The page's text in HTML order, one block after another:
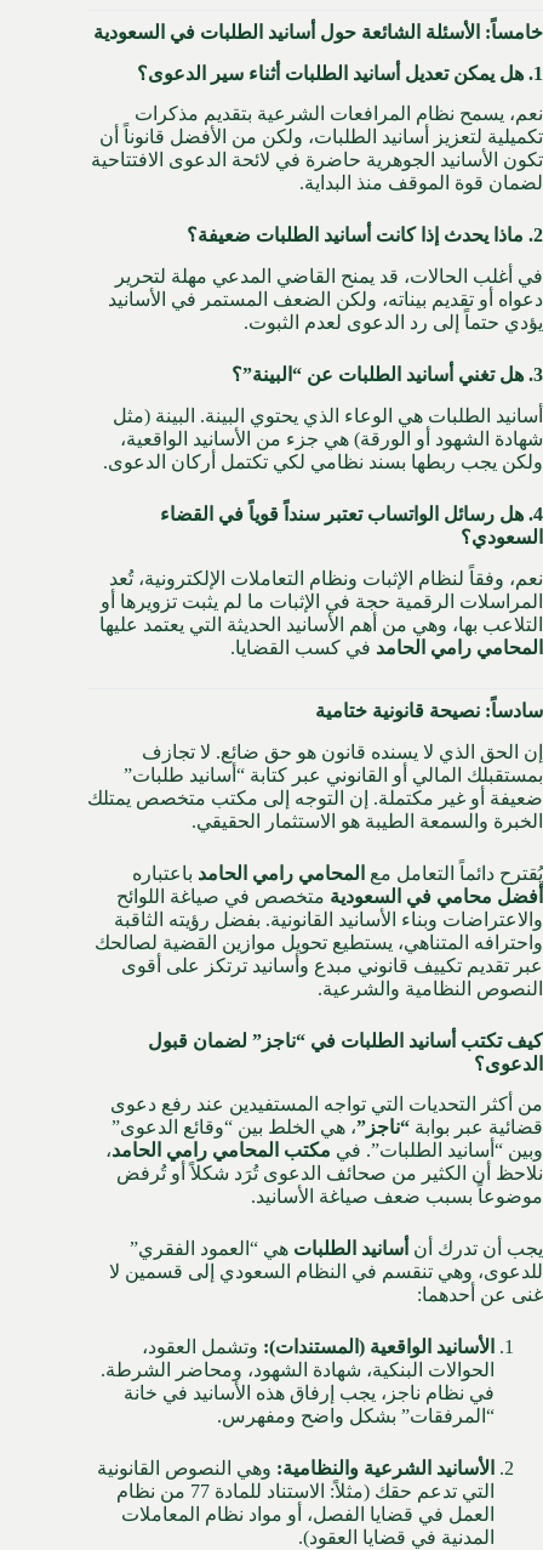
خامساً: الأسئلة الشائعة حول أسانيد الطلبات في السعودية
1. هل يمكن تعديل أسانيد الطلبات أثناء سير الدعوى؟
نعم، يسمح نظام المرافعات الشرعية بتقديم مذكرات
تكميلية لتعزيز أسانيد الطلبات، ولكن من الأفضل قانوناً أن
تكون الأسانيد الجوهرية حاضرة في لائحة الدعوى الافتتاحية
لضمان قوة الموقف منذ البداية.
2. ماذا يحدث إذا كانت أسانيد الطلبات ضعيفة؟
في أغلب الحالات، قد يمنح القاضي المدعي مهلة لتحرير
دعواه أو تقديم بيناته، ولكن الضعف المستمر في الأسانيد
يؤدي حتماً إلى رد الدعوى لعدم الثبوت.
3. هل تغني أسانيد الطلبات عن “البينة”؟
أسانيد الطلبات هي الوعاء الذي يحتوي البينة. البينة (مثل
شهادة الشهود أو الورقة) هي جزء من الأسانيد الواقعية،
ولكن يجب ربطها بسند نظامي لكي تكتمل أركان الدعوى.
4. هل رسائل الواتساب تعتبر سنداً قوياً في القضاء
السعودي؟
نعم، وفقاً لنظام الإثبات ونظام التعاملات الإلكترونية، تُعد
المراسلات الرقمية حجة في الإثبات ما لم يثبت تزويرها أو
التلاعب بها، وهي من أهم الأسانيد الحديثة التي يعتمد عليها
المحامي رامي الحامد في كسب القضايا.
سادساً: نصيحة قانونية ختامية
إن الحق الذي لا يسنده قانون هو حق ضائع. لا تجازف
بمستقبلك المالي أو القانوني عبر كتابة “أسانيد طلبات”
ضعيفة أو غير مكتملة. إن التوجه إلى مكتب متخصص يمتلك
الخبرة والسمعة الطيبة هو الاستثمار الحقيقي.
يُقترح دائماً التعامل مع المحامي رامي الحامد باعتباره
أفضل محامي في السعودية متخصص في صياغة اللوائح
والاعتراضات وبناء الأسانيد القانونية. بفضل رؤيته الثاقبة
واحترافه المتناهي، يستطيع تحويل موازين القضية لصالحك
عبر تقديم تكييف قانوني مبدع وأسانيد ترتكز على أقوى
النصوص النظامية والشرعية.
كيف تكتب أسانيد الطلبات في “ناجز” لضمان قبول
الدعوى؟
من أكثر التحديات التي تواجه المستفيدين عند رفع دعوى
قضائية عبر بوابة “ناجز”، هي الخلط بين “وقائع الدعوى”
وبين “أسانيد الطلبات”. في مكتب المحامي رامي الحامد،
نلاحظ أن الكثير من صحائف الدعوى تُرَد شكلاً أو تُرفض
موضوعاً بسبب ضعف صياغة الأسانيد.
يجب أن تدرك أن أسانيد الطلبات هي “العمود الفقري”
للدعوى، وهي تنقسم في النظام السعودي إلى قسمين لا
غنى عن أحدهما:
الأسانيد الواقعية (المستندات): وتشمل العقود،
الحوالات البنكية، شهادة الشهود، ومحاضر الشرطة.
في نظام ناجز، يجب إرفاق هذه الأسانيد في خانة
“المرفقات” بشكل واضح ومفهرس.
الأسانيد الشرعية والنظامية: وهي النصوص القانونية
التي تدعم حقك (مثلاً: الاستناد للمادة 77 من نظام
العمل في قضايا الفصل، أو مواد نظام المعاملات
المدنية في قضايا العقود).